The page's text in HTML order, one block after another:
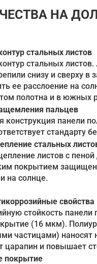
НА
стальных листов
стальных
снизу и сверху в
ее расслоение на
полотна и в южных
пальцев
конструкция панели
стандарту
стальных
листов с
покрытием
на солнце.
свойства
стойкость
(16 мкм).
частицами) наносят
царапин и повышает
покрытие